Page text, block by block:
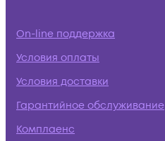
On-line поддержка
Условия оплаты
Условия доставки
Гарантийное обслуживание
Комплаенс